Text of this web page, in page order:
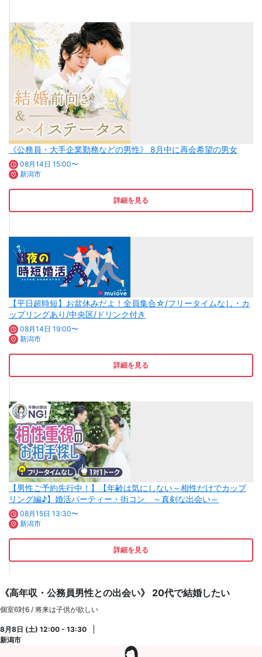
《公務員・大手企業勤務などの男性》 8月中に再会希望の男女
08月14日 15:00〜
新潟市
詳細を見る
【平日超時短】お盆休みだよ！全員集合☆/フリータイムなし・カ
ップリングあり/中央区/ドリンク付き
08月14日 19:00〜
新潟市
詳細を見る
【男性ご予約先行中！】【年齢は気にしない～相性だけでカップ
リング編♪】婚活パーティー・街コン ～真剣な出会い～
08月15日 13:30〜
新潟市
詳細を見る
《高年収・公務員男性との出会い》 20代で結婚したい
個室6対6 / 将来は子供が欲しい
8月8日 (土) 12:00 - 13:30
新潟市